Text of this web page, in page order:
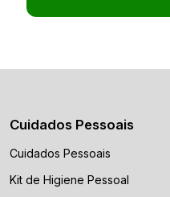
Cuidados Pessoais
Cuidados Pessoais
Kit de Higiene Pessoal